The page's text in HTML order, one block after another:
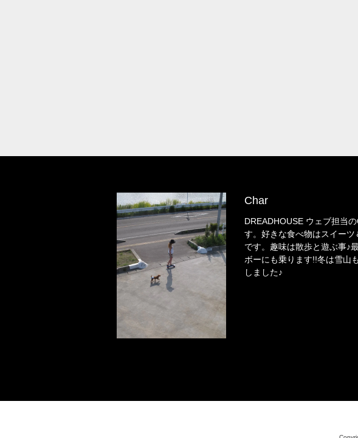
Char
DREADHOUSE ウェブ担当
す。好きな食べ物はスイーツ
です。趣味は散歩と遊ぶ事♪
ボーにも乗ります!!冬は雪山
しました♪